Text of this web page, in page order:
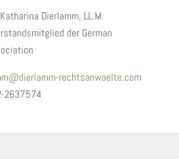
Dierlamm, LL.M.
der German
rechtsanwaelte.com
2637574